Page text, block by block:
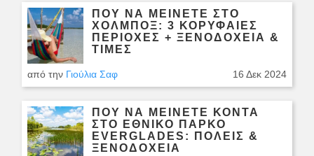
ΠΟΎ ΝΑ ΜΕΊΝΕΤΕ ΣΤΟ
ΧΌΛΜΠΟΞ: 3 ΚΟΡΥΦΑΙΕΣ
ΠΕΡΙΟΧΈΣ + ΞΕΝΟΔΟΧΕΊΑ &
ΤΙΜΈΣ
από την Γιούλια Σαφ 16 Δεκ 2024
ΠΟΎ ΝΑ ΜΕΊΝΕΤΕ ΚΟΝΤΆ
ΣΤΟ ΕΘΝΙΚΌ ΠΆΡΚΟ
EVERGLADES: ΠΌΛΕΙΣ &
ΞΕΝΟΔΟΧΕΊΑ